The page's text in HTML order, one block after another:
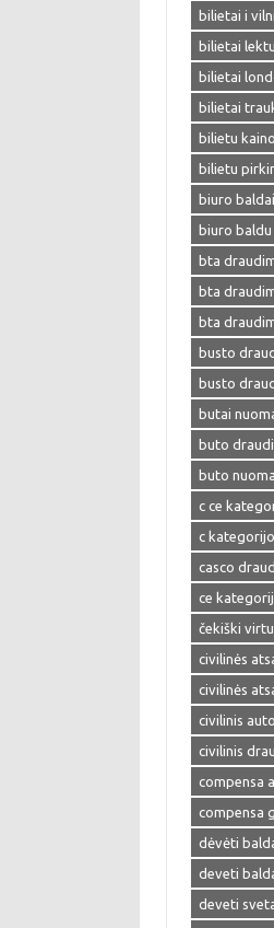
bilietai i
bilietai
bilietai
bilietai
bilietu
bilietu
biuro
biuro
bta
bta
bta
busto
busto
butai
buto
buto
c ce
c
casco
ce
čekiški
civilinės
civilinės
civilinis
civilinis
compensa
compensa
dėvėti
deveti
deveti